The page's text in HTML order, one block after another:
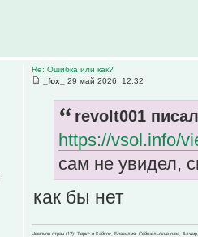
Re: Ошибка или как?
_fox_
29 май 2026, 12:32
revolt001
https://vsol.info/
сам не увидел,
как бы нет
Чемпион стран (12): Теркс и Кайкос, Бразилия, Сейшельские о-ва,